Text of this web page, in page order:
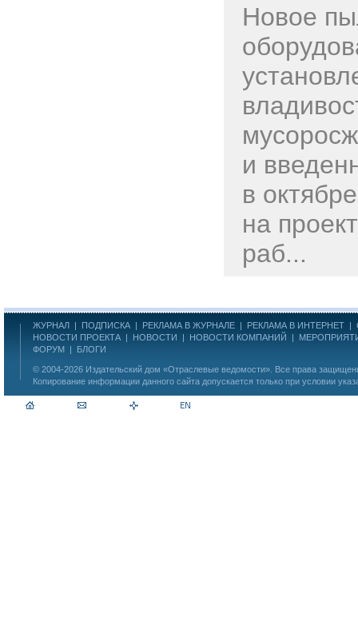
Новое
и
в
на
раб...
ЖУРНАЛ | ПОДПИСКА | РЕКЛАМА В ЖУРНАЛЕ | РЕКЛАМА В ИНТЕРНЕТ |
НОВОСТИ ПРОЕКТА | НОВОСТИ | НОВОСТИ КОМПАНИЙ |
ФОРУМ | БЛОГИ
© 2004-2026 Издательский дом «Отраслевые ведомости» . Все права
Копирование информации данного сайта допускается только при условии